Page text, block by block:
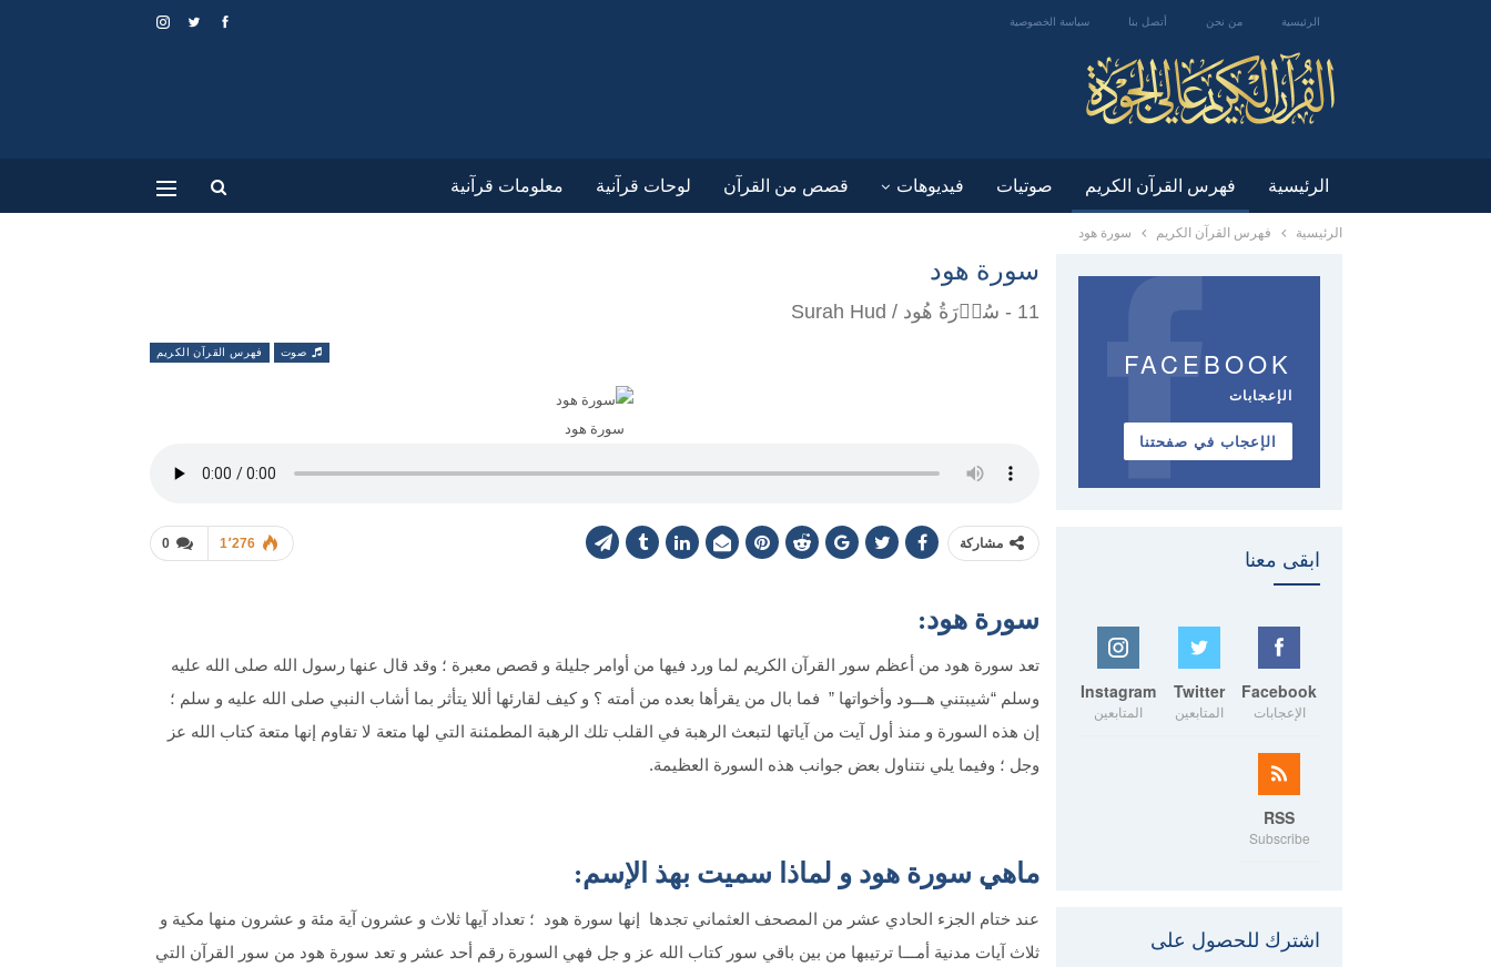
الرئيسية من نحن أتصل بنا سياسة الخصوصية
الرئيسية فهرس القرآن الكريم صوتيات فيديوهات قصص من القرآن لوحات قرآنية معلومات قرآنية
الرئيسية فهرس القرآن الكريم سورة هود
سورة هود
11 - سُوۡرَةُ هُود / Surah Hud
صوت فهرس القرآن الكريم
سورة هود
0 1٬276 مشاركة
سورة هود:
تعد سورة هود من أعظم سور القرآن الكريم لما ورد فيها من أوامر جليلة و قصص معبرة ؛ وقد قال عنها رسول الله صلى الله عليه
وسلم “شيبتني هـــود وأخواتها ” فما بال من يقرأها بعده من أمته ؟ و كيف لقارئها أللا يتأثر بما أشاب النبي صلى الله عليه و سلم ؛
إن هذه السورة و منذ أول آيت من آياتها لتبعث الرهبة في القلب تلك الرهبة المطمئنة التي لها متعة لا تقاوم إنها متعة كتاب الله عز
وجل ؛ وفيما يلي نتناول بعض جوانب هذه السورة العظيمة.
ماهي سورة هود و لماذا سميت بهذ الإسم:
عند ختام الجزء الحادي عشر من المصحف العثماني تجدها إنها سورة هود ؛ تعداد آيها ثلاث و عشرون آية مئة و عشرون منها مكية و
ثلاث آيات مدنية أمـــا ترتيبها من بين باقي سور كتاب الله عز و جل فهي السورة رقم أحد عشر و تعد سورة هود من سور القرآن التي
FACEBOOK
الإعجابات
الإعجاب في صفحتنا
ابقى معنا
Facebook
الإعجابات
Twitter
المتابعين
Instagram
المتابعين
RSS
Subscribe
اشترك للحصول على